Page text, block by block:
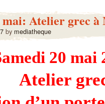
mai: Atelier grec à
by mediatheque
20 mai
Atelier